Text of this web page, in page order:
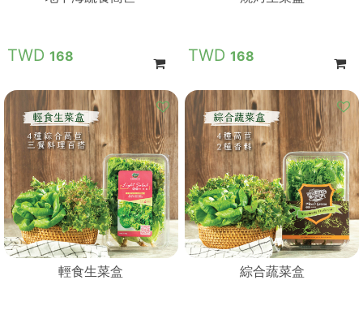
168 168
輕食生菜盒 綜合蔬菜盒